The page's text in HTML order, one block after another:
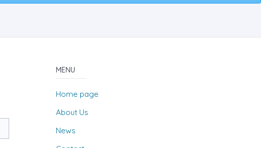
MENU
Home page
About Us
News